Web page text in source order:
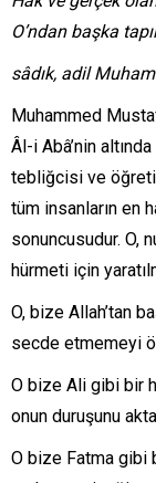
O’ndan başka
sâdık, adil
Muhammed
Âl-i Abâ’nin
tebliğcisi ve
tüm insanların en
sonuncusudur. O,
hürmeti için
O, bize Allah’tan
secde etmemeyi
O bize Ali gibi bir
onun duruşunu
O bize Fatma gibi